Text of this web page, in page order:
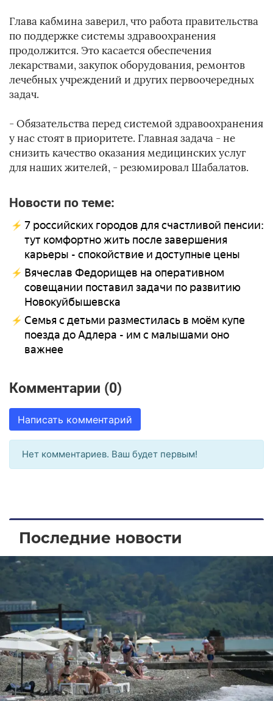
Глава кабмина заверил, что работа правительства
по поддержке системы здравоохранения
продолжится. Это касается обеспечения
лекарствами, закупок оборудования, ремонтов
лечебных учреждений и других первоочередных
задач.
- Обязательства перед системой здравоохранения
у нас стоят в приоритете. Главная задача - не
снизить качество оказания медицинских услуг
для наших жителей, - резюмировал Шабалатов.
Новости по теме:
7 российских городов для счастливой пенсии:
тут комфортно жить после завершения
карьеры - спокойствие и доступные цены
Вячеслав Федорищев на оперативном
совещании поставил задачи по развитию
Новокуйбышевска
Семья с детьми разместилась в моём купе
поезда до Адлера - им с малышами оно
важнее
Комментарии (0)
Написать комментарий
Нет комментариев. Ваш будет первым!
Последние новости